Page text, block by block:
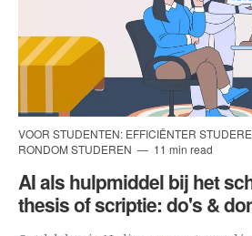
VOOR STUDENTEN: EFFICIËNTER
RONDOM STUDEREN
11 min read
AI als hulpmiddel bij het
thesis of scriptie: do's &